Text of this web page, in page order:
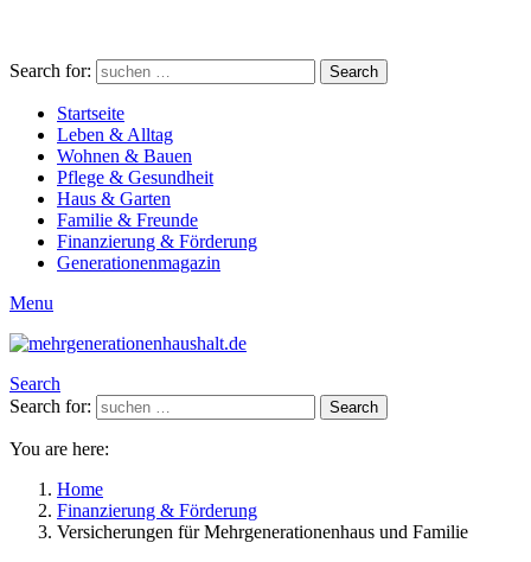
Search for: Search
Startseite
Leben & Alltag
Wohnen & Bauen
Pflege & Gesundheit
Haus & Garten
Familie & Freunde
Finanzierung & Förderung
Generationenmagazin
Menu
Search
Search for:
Search
You are here:
Home
Finanzierung & Förderung
Versicherungen für Mehrgenerationenhaus und Familie